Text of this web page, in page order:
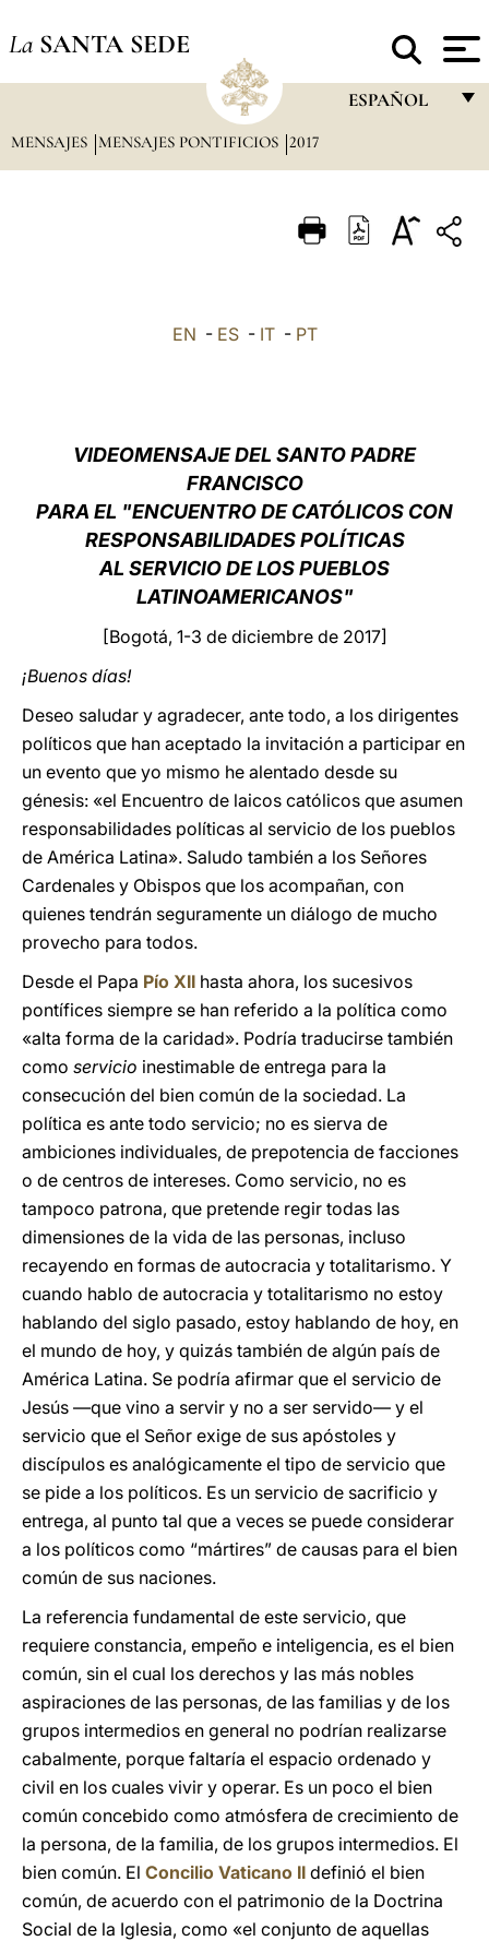
La SANTA SEDE
ESPAÑOL
ITALIANO
LATINE
MENSAJES MENSAJES PONTIFICIOS 2017
EN - ES- IT- PT
VIDEOMENSAJE DEL SANTO PADRE
FRANCISCO
PARA EL "ENCUENTRO DE CATÓLICOS CON
RESPONSABILIDADES POLÍTICAS
AL SERVICIO DE LOS PUEBLOS
LATINOAMERICANOS"
[Bogotá, 1-3 de diciembre de 2017]
¡Buenos días!
Deseo saludar y agradecer, ante todo, a los dirigentes
políticos que han aceptado la invitación a participar en
un evento que yo mismo he alentado desde su
génesis: «el Encuentro de laicos católicos que asumen
responsabilidades políticas al servicio de los pueblos
de América Latina». Saludo también a los Señores
Cardenales y Obispos que los acompañan, con
quienes tendrán seguramente un diálogo de mucho
provecho para todos.
Desde el Papa Pío XII hasta ahora, los sucesivos
pontífices siempre se han referido a la política como
«alta forma de la caridad». Podría traducirse también
como servicio inestimable de entrega para la
consecución del bien común de la sociedad. La
política es ante todo servicio; no es sierva de
ambiciones individuales, de prepotencia de facciones
o de centros de intereses. Como servicio, no es
tampoco patrona, que pretende regir todas las
dimensiones de la vida de las personas, incluso
recayendo en formas de autocracia y totalitarismo. Y
cuando hablo de autocracia y totalitarismo no estoy
hablando del siglo pasado, estoy hablando de hoy, en
el mundo de hoy, y quizás también de algún país de
América Latina. Se podría afirmar que el servicio de
Jesús —que vino a servir y no a ser servido— y el
servicio que el Señor exige de sus apóstoles y
discípulos es analógicamente el tipo de servicio que
se pide a los políticos. Es un servicio de sacrificio y
entrega, al punto tal que a veces se puede considerar
a los políticos como “mártires” de causas para el bien
común de sus naciones.
La referencia fundamental de este servicio, que
requiere constancia, empeño e inteligencia, es el bien
común, sin el cual los derechos y las más nobles
aspiraciones de las personas, de las familias y de los
grupos intermedios en general no podrían realizarse
cabalmente, porque faltaría el espacio ordenado y
civil en los cuales vivir y operar. Es un poco el bien
común concebido como atmósfera de crecimiento de
la persona, de la familia, de los grupos intermedios. El
bien común. El Concilio Vaticano II definió el bien
común, de acuerdo con el patrimonio de la Doctrina
Social de la Iglesia, como «el conjunto de aquellas